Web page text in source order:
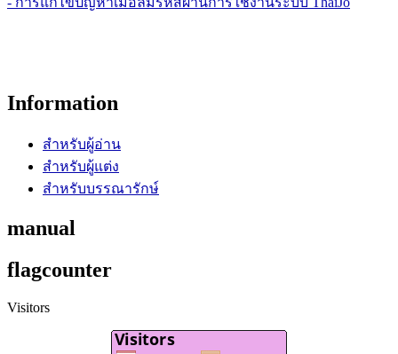
Information
สำหรับผู้อ่าน
สำหรับผู้แต่ง
สำหรับบรรณารักษ์
manual
flagcounter
Visitors